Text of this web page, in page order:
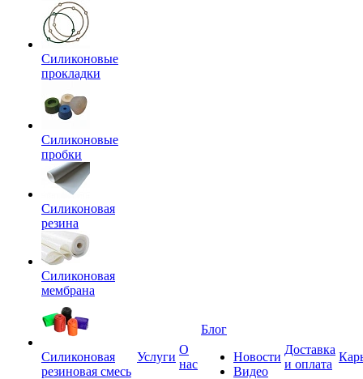
Силиконовые
прокладки
Силиконовые
пробки
Силиконовая
резина
Силиконовая
мембрана
Силиконовая
резиновая смесь
Услуги
О
нас
Блог
Новости
Видео
Доставка
и оплата